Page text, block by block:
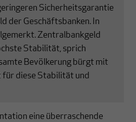
Sicherheitsgarantie
der Geschäftsbanken. In
Zentralbankgeld
Stabilität, sprich
Bevölkerung bürgt mit
diese Stabilität und
eine überraschende